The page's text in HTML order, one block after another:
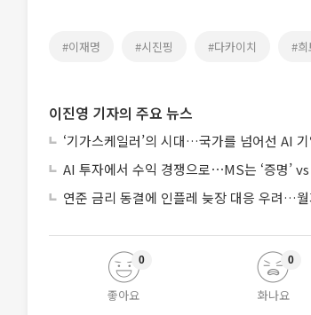
#이재명 #시진핑 #다카이치 #희
이진영 기자의 주요 뉴스
‘기가스케일러’의 시대…국가를 넘어선 AI
AI 투자에서 수익 경쟁으로⋯MS는 ‘증명’ vs
연준 금리 동결에 인플레 늦장 대응 우려…
좋아요
0
화나요
0